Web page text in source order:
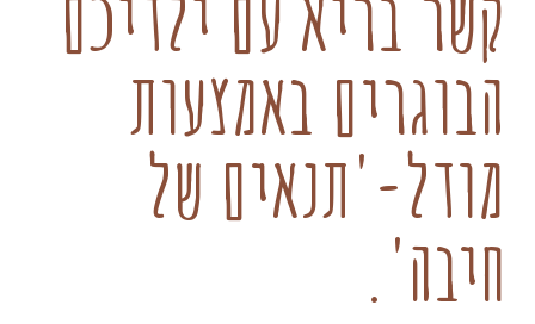
הבוגרים באמצעות
מודל-'תנאים של
חיבה'.